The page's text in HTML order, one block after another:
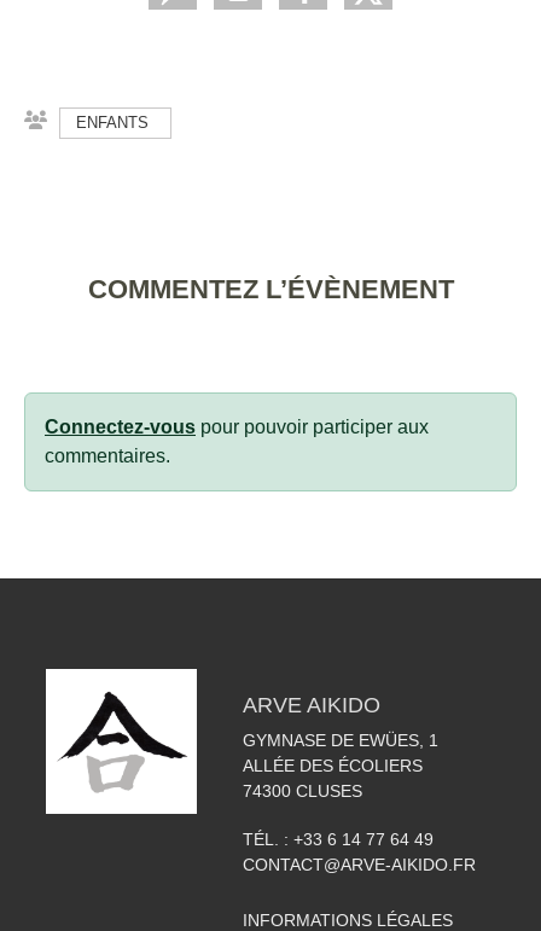
ENFANTS
COMMENTEZ L’ÉVÈNEMENT
Connectez-vous pour pouvoir participer aux
commentaires.
ARVE AIKIDO
GYMNASE DE EWÜES, 1
ALLÉE DES ÉCOLIERS
74300 CLUSES
TÉL. : +33 6 14 77 64 49
CONTACT@ARVE-AIKIDO.FR
INFORMATIONS LÉGALES